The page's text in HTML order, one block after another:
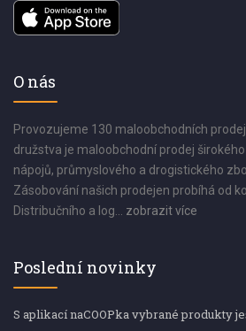
O nás
Provozujeme 130 maloobchodních
družstva je maloobchodní prodej
nápojů, průmyslového a drogistického
Zásobování našich prodejen probíhá od
Distribučního a log... zobrazit více
Poslední novinky
S aplikací naCOOPka vybrané produkty